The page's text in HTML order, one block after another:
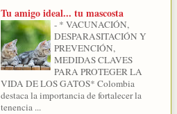
Tu amigo ideal... tu mascosta
- * VACUNACIÓN,
DESPARASITACIÓN Y
PREVENCIÓN,
MEDIDAS CLAVES
PARA PROTEGER LA
VIDA DE LOS GATOS* Colombia
destaca la importancia de fortalecer la
tenencia ...